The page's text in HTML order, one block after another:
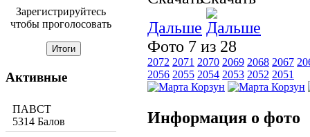
Дальше
Фото 7 из 28
2072 2071 2070 2069 2068 2067
2056 2055 2054 2053 2052 2051
Информация о фото
Зарегистрируйтесь
чтобы проголосовать
Активные
ПАВСТ
5314 Балов